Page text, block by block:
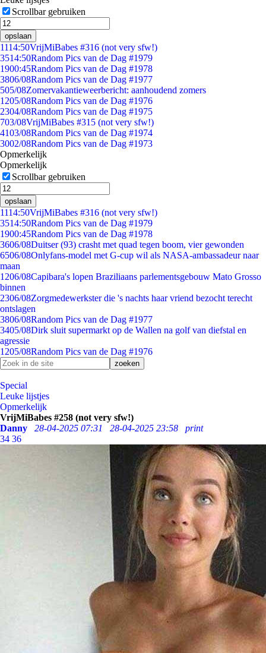
Scrollbar gebruiken
opslaan
1114:50VrijMiBabes #316 (not very sfw!)
3514:50Random Pics van de Dag #1979
1900:45Random Pics van de Dag #1978
3806/08Random Pics van de Dag #1977
505/08Zomervakantieweerbericht: aanhoudend zomers
1205/08Random Pics van de Dag #1976
2304/08Random Pics van de Dag #1975
703/08VrijMiBabes #315 (not very sfw!)
4103/08Random Pics van de Dag #1974
3002/08Random Pics van de Dag #1973
Opmerkelijk
Opmerkelijk
Scrollbar gebruiken
opslaan
1114:50VrijMiBabes #316 (not very sfw!)
3514:50Random Pics van de Dag #1979
1900:45Random Pics van de Dag #1978
3606/08Duitser (93) crasht met quad tegen boom, vier gewonden
6506/08Onlyfans-model met G-cup wil als NASA-ambassadeur naar
maan
1206/08Capibara's lopen Braziliaans parlementsgebouw Mato Grosso
binnen
2306/08Zorgmedewerkster die 's nachts haar vriend bezocht terecht
ontslagen
3806/08Random Pics van de Dag #1977
3405/08Dirk sluit supermarkt op de Wallen na golf van diefstal en
agressie
1205/08Random Pics van de Dag #1976
Special
Leuke lijstjes
Opmerkelijk
VrijMiBabes #258 (not very sfw!)
Danny
28-04-2025 07:31 28-04-2025 23:58
print
34 36